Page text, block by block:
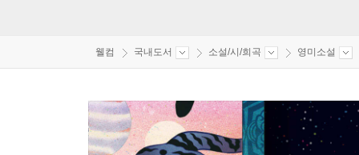
웰컴 국내도서 소설/시/희곡 영미소설